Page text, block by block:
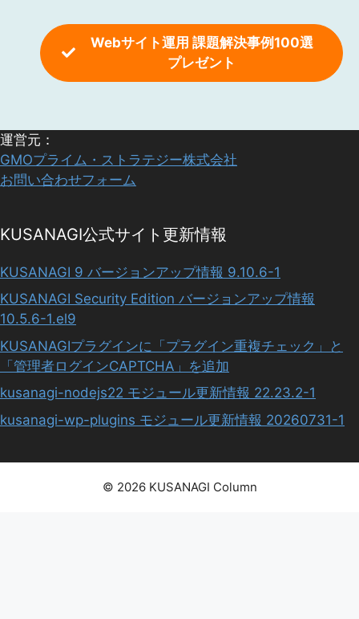
Webサイト運用 課題解決事例100選
プレゼント
運営元：
GMOプライム・ストラテジー株式会社
お問い合わせフォーム
KUSANAGI公式サイト更新情報
KUSANAGI 9 バージョンアップ情報 9.10.6-1
KUSANAGI Security Edition バージョンアップ情報
10.5.6-1.el9
KUSANAGIプラグインに「プラグイン重複チェック」と
「管理者ログインCAPTCHA」を追加
kusanagi-nodejs22 モジュール更新情報 22.23.2-1
kusanagi-wp-plugins モジュール更新情報 20260731-1
© 2026 KUSANAGI Column